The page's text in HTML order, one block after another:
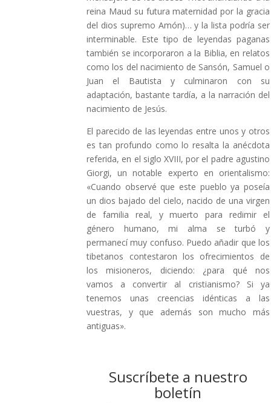
reina Maud su futura maternidad por la gracia
del dios supremo Amón)… y la lista podría ser
interminable. Este tipo de leyendas paganas
también se incorporaron a la Biblia, en relatos
como los del nacimiento de Sansón, Samuel o
Juan el Bautista y culminaron con su
adaptación, bastante tardía, a la narración del
nacimiento de Jesús.
El parecido de las leyendas entre unos y otros
es tan profundo como lo resalta la anécdota
referida, en el siglo XVIII, por el padre agustino
Giorgi, un notable experto en orientalismo:
«Cuando observé que este pueblo ya poseía
un dios bajado del cielo, nacido de una virgen
de familia real, y muerto para redimir el
género humano, mi alma se turbó y
permanecí muy confuso. Puedo añadir que los
tibetanos contestaron los ofrecimientos de
los misioneros, diciendo: ¿para qué nos
vamos a convertir al cristianismo? Si ya
tenemos unas creencias idénticas a las
vuestras, y que además son mucho más
antiguas».
Suscríbete a nuestro
boletín